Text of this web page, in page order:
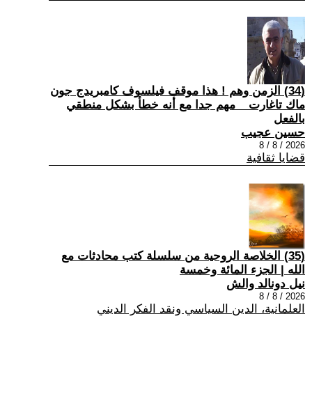
(34) الزمن وهم ! هذا موقف فيلسوف كامبريدج جون
ماك تاغارت _ مهم جدا مع أنه خطأ بشكل منطقي
بالفعل
حسين عجيب
2026 / 8 / 8
قضايا ثقافية
(35) الخلاصة الروحية من سلسلة كتب محادثات مع
الله | الجزء المائة وخمسة
نيل دونالد والش
2026 / 8 / 8
العلمانية، الدين السياسي ونقد الفكر الديني